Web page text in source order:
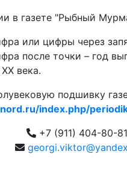
в газете "Рыбный
или цифры через
после точки – год
века.
подшивку
index.php/
+7 (911) 404-80-81